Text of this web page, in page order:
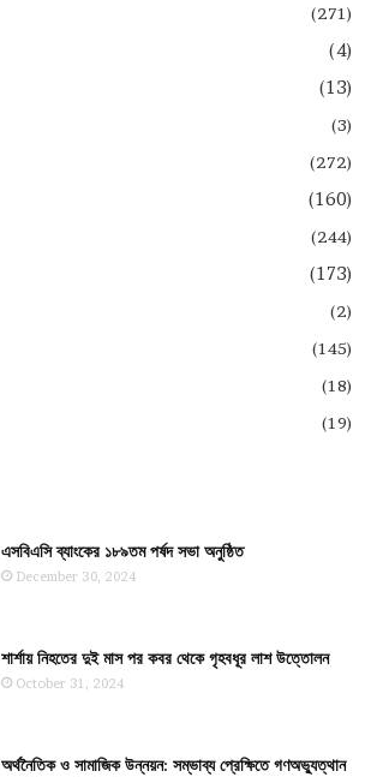
(271)
(4)
(13)
(3)
(272)
(160)
(244)
(173)
(2)
(145)
(18)
(19)
এসবিএসি ব্যাংকের ১৮৯তম পর্ষদ সভা অনুষ্ঠিত
December 30, 2024
শার্শায় নিহতের দুই মাস পর কবর থেকে গৃহবধূর লাশ উত্তোলন
October 31, 2024
অর্থনৈতিক ও সামাজিক উন্নয়ন: সম্ভাব্য প্রেক্ষিতে গণঅভ্যুত্থান